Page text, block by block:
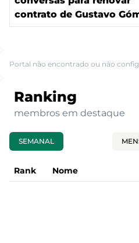
contrato de Gustavo
Portal não encontrado ou não
Ranking
membros em destaque
SEMANAL
Rank Nome